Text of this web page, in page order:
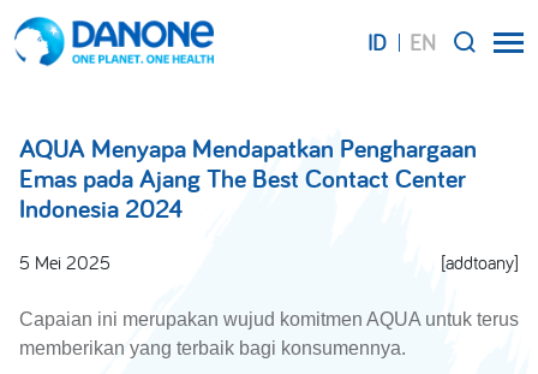
ID EN
AQUA Menyapa Mendapatkan Penghargaan
Emas pada Ajang The Best Contact Center
Indonesia 2024
5 Mei 2025 [addtoany]
Capaian ini merupakan wujud komitmen AQUA untuk terus
memberikan yang terbaik bagi konsumennya.